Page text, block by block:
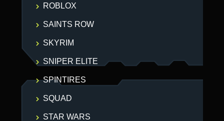
ROBLOX
SAINTS ROW
SKYRIM
SNIPER ELITE
SPINTIRES
SQUAD
STAR WARS